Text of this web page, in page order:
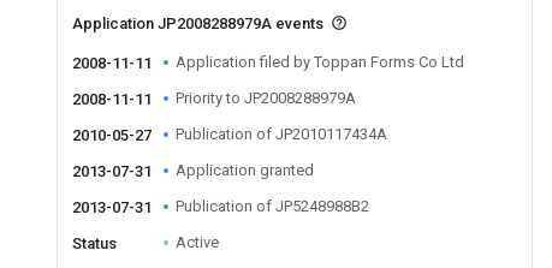
Application JP2008288979A events
2008-11-11 Application filed by Toppan Forms Co Ltd
2008-11-11 Priority to JP2008288979A
2010-05-27 Publication of JP2010117434A
2013-07-31 Application granted
2013-07-31 Publication of JP5248988B2
Status Active